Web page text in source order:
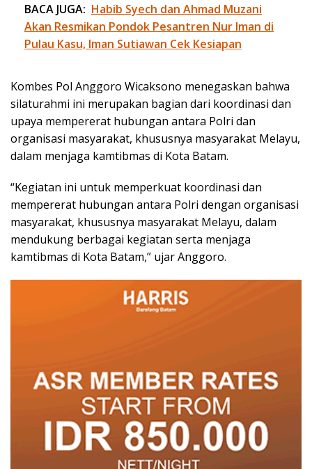
BACA JUGA: Habib Syech dan Ahmad Muzani
Akan Resmikan Pondok Pesantren Nur Iman di
Pulau Kasu, Iman Sutiawan Cek Kesiapan
Kombes Pol Anggoro Wicaksono menegaskan bahwa
silaturahmi ini merupakan bagian dari koordinasi dan
upaya mempererat hubungan antara Polri dan
organisasi masyarakat, khususnya masyarakat Melayu,
dalam menjaga kamtibmas di Kota Batam.
“Kegiatan ini untuk memperkuat koordinasi dan
mempererat hubungan antara Polri dengan organisasi
masyarakat, khususnya masyarakat Melayu, dalam
mendukung berbagai kegiatan serta menjaga
kamtibmas di Kota Batam,” ujar Anggoro.